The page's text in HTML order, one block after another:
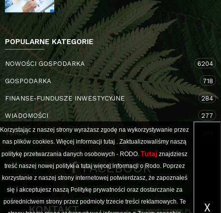
POPULARNE KATEGORIE
NOWOŚCI GOSPODARKA 6204
GOSPODARKA 718
FINANSE-FUNDUSZE INWESTYCYJNE 284
WIADOMOŚCI 277
TORUŃ
FACEBOOK
KONTAKT ZIELONYDZIENNIK.PL
Korzystając z naszej strony wyrażasz zgodę na wykorzystywanie przez
nas plików cookies. Więcej informacji tutaj . Zaktualizowaliśmy naszą
politykę przetwarzania danych osobowych - RODO. Tutaj znajdziesz
treść naszej nowej polityki a tutajwięcej informacji o Rodo. Poprzez
korzystanie z naszej strony internetowej potwierdzasz, że zapoznałeś
się i akceptujesz naszą Politykę prywatności oraz dostarczanie za
pośrednictwem strony przez podmioty trzecie treści reklamowych. Te
X